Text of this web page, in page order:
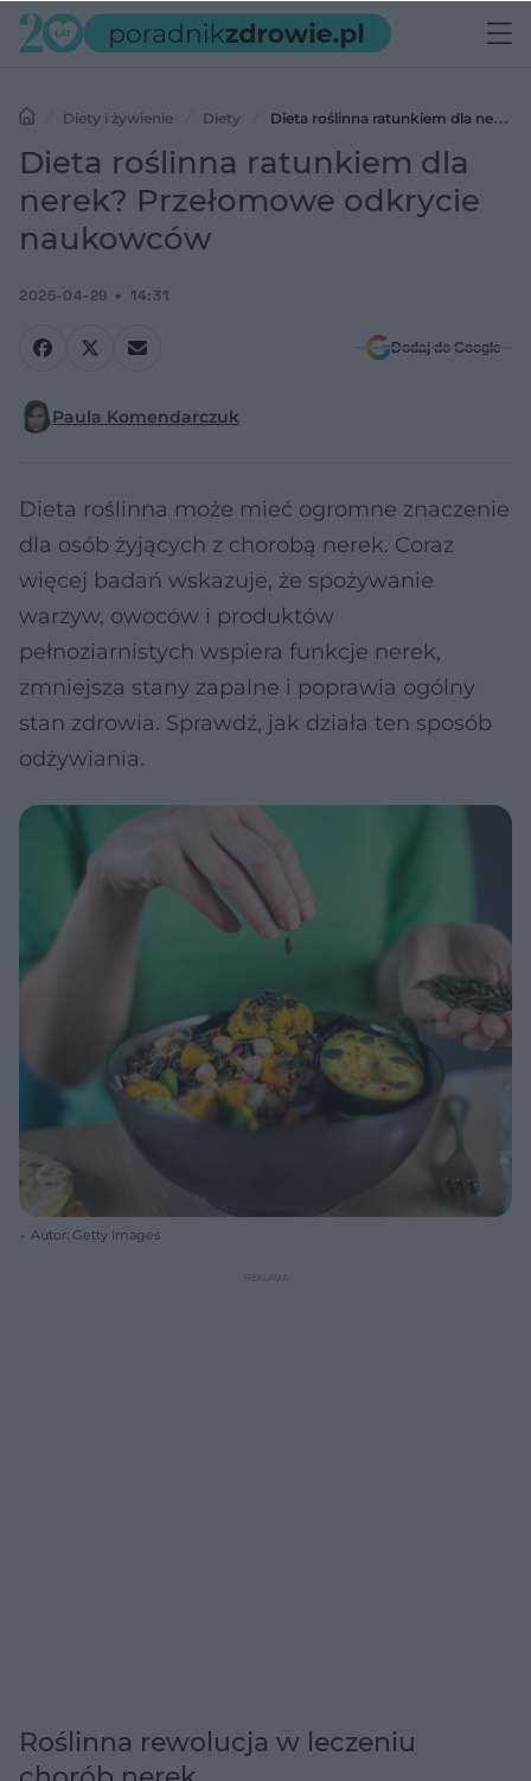
Diety i żywienie Diety
Dieta roślinna ratunkiem dla nerek?
Przełomowe odkrycie naukowców
Dieta roślinna ratunkiem dla
nerek? Przełomowe odkrycie
naukowców
2025-04-29 14:31
Dodaj do Google
Paula Komendarczuk
Dieta roślinna może mieć ogromne znaczenie
dla osób żyjących z chorobą nerek. Coraz
więcej badań wskazuje, że spożywanie
warzyw, owoców i produktów
pełnoziarnistych wspiera funkcje nerek,
zmniejsza stany zapalne i poprawia ogólny
stan zdrowia. Sprawdź, jak działa ten sposób
odżywiania.
Autor: Getty Images
Roślinna rewolucja w leczeniu